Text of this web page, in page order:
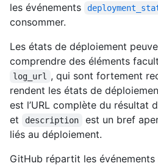
les événements
consommer.
Les états de déploiement
comprendre des éléments
log_url
, qui sont fortement
rendent les états de
est l’URL complète du résultat
et
description
est un bref
liés au déploiement.
GitHub répartit les événements